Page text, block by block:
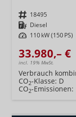
Fahrzeugnr. 18495
Kraftstoff Diesel
Leistung 110 kW (150 PS)
33.980,– €
incl. 19% MwSt.
Verbrauch
CO2-Klasse: D
CO2-Emissionen: